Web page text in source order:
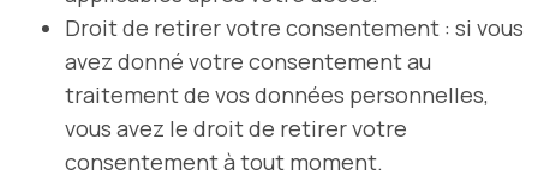
Droit de retirer votre consentement : si vous
avez donné votre consentement au
traitement de vos données personnelles,
vous avez le droit de retirer votre
consentement à tout moment.